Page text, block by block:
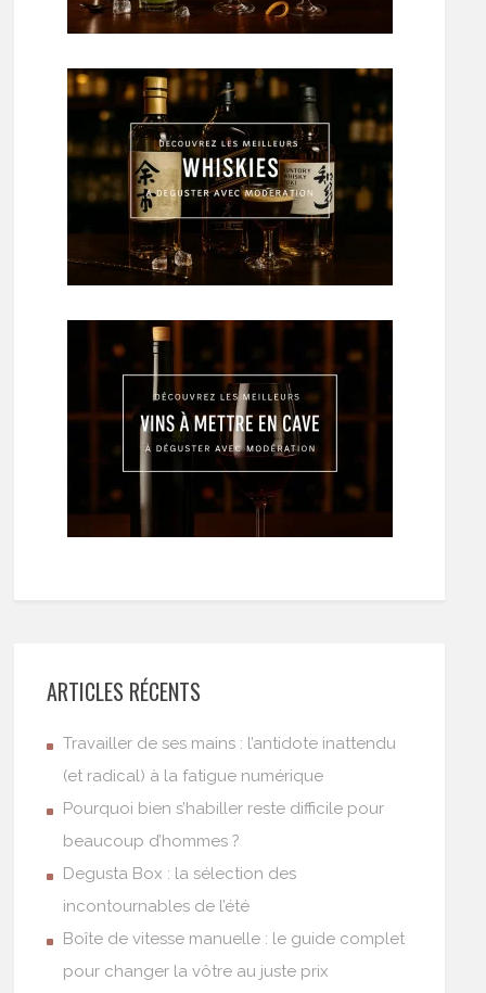
ARTICLES RÉCENTS
Travailler de ses mains : l’antidote inattendu
(et radical) à la fatigue numérique
Pourquoi bien s’habiller reste difficile pour
beaucoup d’hommes ?
Degusta Box : la sélection des
incontournables de l’été
Boîte de vitesse manuelle : le guide complet
pour changer la vôtre au juste prix